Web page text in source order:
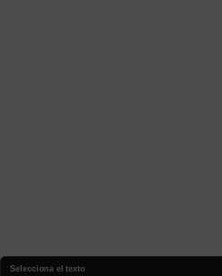
Selecciona el texto